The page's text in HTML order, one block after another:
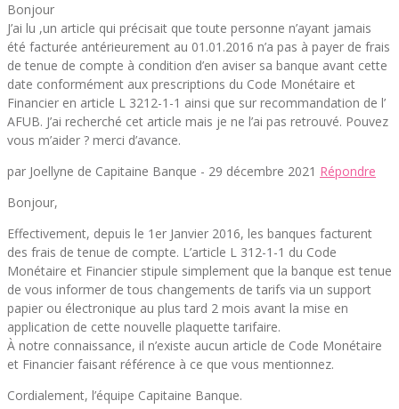
Bonjour
J’ai lu ,un article qui précisait que toute personne n’ayant jamais
été facturée antérieurement au 01.01.2016 n’a pas à payer de frais
de tenue de compte à condition d’en aviser sa banque avant cette
date conformément aux prescriptions du Code Monétaire et
Financier en article L 3212-1-1 ainsi que sur recommandation de l’
AFUB. J’ai recherché cet article mais je ne l’ai pas retrouvé. Pouvez
vous m’aider ? merci d’avance.
par Joellyne de Capitaine Banque - 29 décembre 2021 Répondre
Bonjour,
Effectivement, depuis le 1er Janvier 2016, les banques facturent
des frais de tenue de compte. L’article L 312-1-1 du Code
Monétaire et Financier stipule simplement que la banque est tenue
de vous informer de tous changements de tarifs via un support
papier ou électronique au plus tard 2 mois avant la mise en
application de cette nouvelle plaquette tarifaire.
À notre connaissance, il n’existe aucun article de Code Monétaire
et Financier faisant référence à ce que vous mentionnez.
Cordialement, l’équipe Capitaine Banque.